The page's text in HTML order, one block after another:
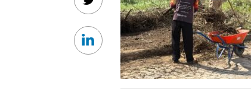
Twitter
Linkedin